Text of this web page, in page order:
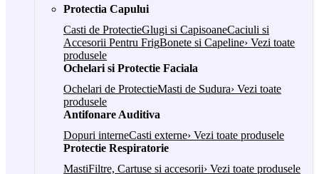
Protectia Capului
Casti de ProtectieGlugi si CapisoaneCaciuli si
Accesorii Pentru FrigBonete si Capeline› Vezi toate
produsele
Ochelari si Protectie Faciala
Ochelari de ProtectieMasti de Sudura› Vezi toate
produsele
Antifonare Auditiva
Dopuri interneCasti externe› Vezi toate produsele
Protectie Respiratorie
MastiFiltre, Cartuse si accesorii› Vezi toate produsele